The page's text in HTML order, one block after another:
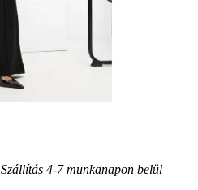
Szállítás 4-7 munkanapon belül